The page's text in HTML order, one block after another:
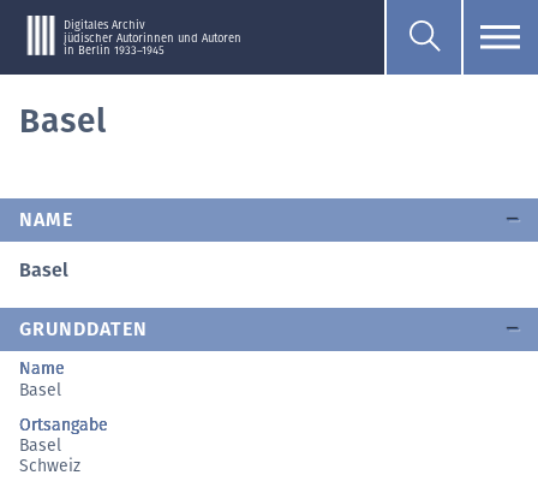
Digitales Archiv
jüdischer Autorinnen und Autoren
in Berlin 1933–1945
Basel
NAME
Basel
GRUNDDATEN
Name
Basel
Ortsangabe
Basel
Schweiz